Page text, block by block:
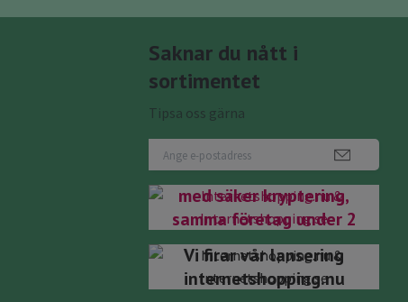
Saknar du nått i
sortimentet
Tipsa oss gärna
Nu har du kommit rätt
internetshopping.se
Internetshopping.nu
med säker kryptering,
samma företag under 2
domäner.bifirma till
Antenngrabben Teknik
& Data Välkomna!
Vi firar vår lansering
internetshopping.nu